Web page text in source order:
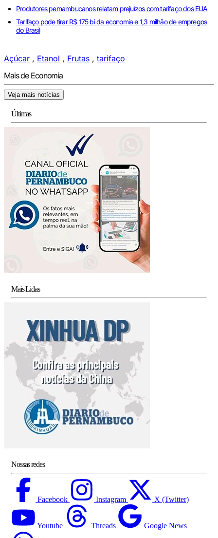
Produtores pernambucanos relatam prejuízos com tarifaço dos EUA
Tarifaço pode tirar R$ 175 bi da economia e 1,3 milhão de empregos
do Brasil
Açúcar , Etanol , Frutas , tarifaço
Mais de Economia
Veja mais notícias
Últimas
Mais Lidas
Nossas redes
Facebook Instagram X (Twitter)
Youtube Threads Google News